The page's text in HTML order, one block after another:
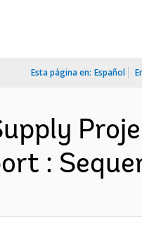
Esta página en: Español
: